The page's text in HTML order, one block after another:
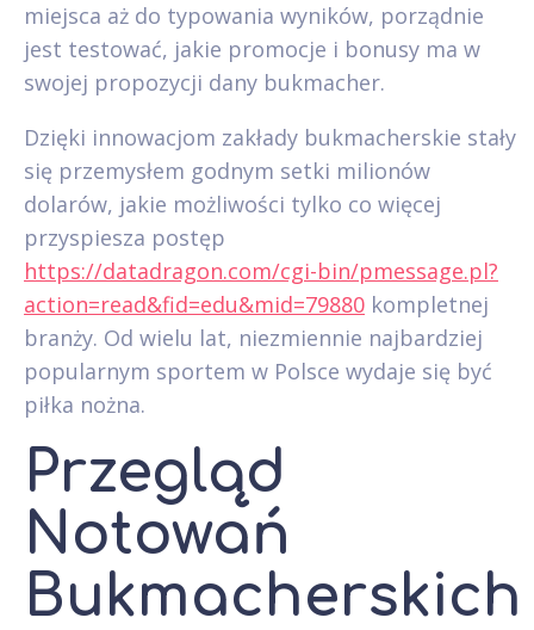
miejsca aż do typowania wyników, porządnie
jest testować, jakie promocje i bonusy ma w
swojej propozycji dany bukmacher.
Dzięki innowacjom zakłady bukmacherskie stały
się przemysłem godnym setki milionów
dolarów, jakie możliwości tylko co więcej
przyspiesza postęp
https://datadragon.com/cgi-bin/pmessage.pl?
action=read&fid=edu&mid=79880 kompletnej
branży. Od wielu lat, niezmiennie najbardziej
popularnym sportem w Polsce wydaje się być
piłka nożna.
Przegląd
Notowań
Bukmacherskich